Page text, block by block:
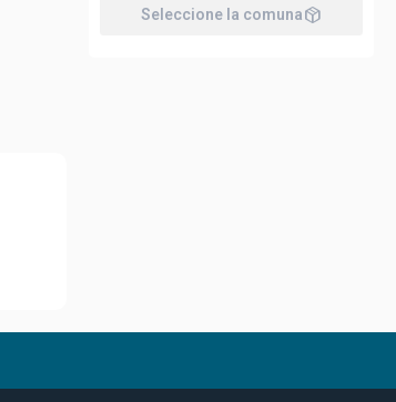
Seleccione la comunapackage_2